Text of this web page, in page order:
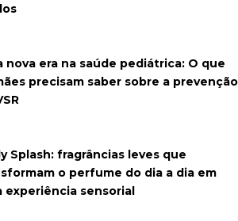
nova era na saúde pediátrica: O que
precisam saber sobre a prevenção
Splash: fragrâncias leves que
o perfume do dia a dia em
experiência sensorial